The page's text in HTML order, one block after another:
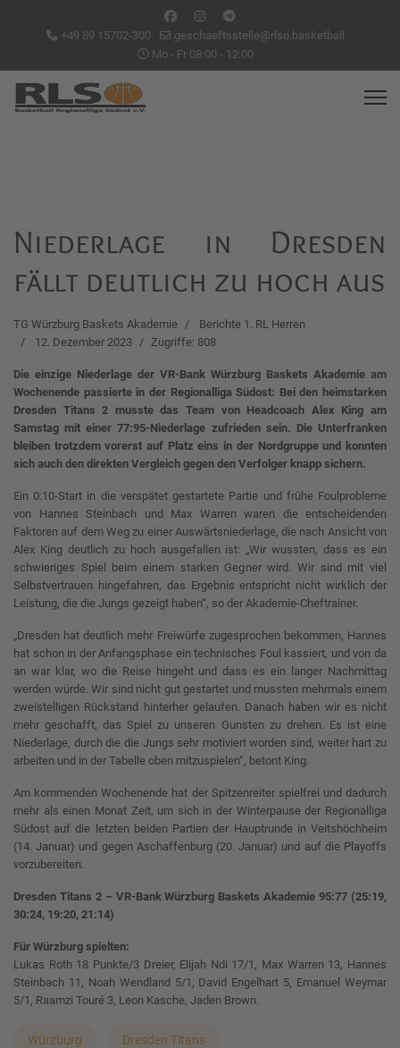
+49 89 15702-300
geschaeftsstelle@rlso.basketball
Mo - Fr 08:00 - 12:00
Niederlage in Dresden
fällt deutlich zu hoch aus
TG Würzburg Baskets Akademie
Berichte 1. RL Herren
12. Dezember 2023
Zugriffe: 808
Die einzige Niederlage der VR-Bank Würzburg Baskets Akademie am
Wochenende passierte in der Regionalliga Südost: Bei den heimstarken
Dresden Titans 2 musste das Team von Headcoach Alex King am
Samstag mit einer 77:95-Niederlage zufrieden sein. Die Unterfranken
bleiben trotzdem vorerst auf Platz eins in der Nordgruppe und konnten
sich auch den direkten Vergleich gegen den Verfolger knapp sichern.
Ein 0:10-Start in die verspätet gestartete Partie und frühe Foulprobleme
von Hannes Steinbach und Max Warren waren die entscheidenden
Faktoren auf dem Weg zu einer Auswärtsniederlage, die nach Ansicht von
Alex King deutlich zu hoch ausgefallen ist: „Wir wussten, dass es ein
schwieriges Spiel beim einem starken Gegner wird. Wir sind mit viel
Selbstvertrauen hingefahren, das Ergebnis entspricht nicht wirklich der
Leistung, die die Jungs gezeigt haben“, so der Akademie-Cheftrainer.
„Dresden hat deutlich mehr Freiwürfe zugesprochen bekommen, Hannes
hat schon in der Anfangsphase ein technisches Foul kassiert, und von da
an war klar, wo die Reise hingeht und dass es ein langer Nachmittag
werden würde. Wir sind nicht gut gestartet und mussten mehrmals einem
zweistelligen Rückstand hinterher gelaufen. Danach haben wir es nicht
mehr geschafft, das Spiel zu unseren Gunsten zu drehen. Es ist eine
Niederlage, durch die die Jungs sehr motiviert worden sind, weiter hart zu
arbeiten und in der Tabelle oben mitzuspielen“, betont King.
Am kommenden Wochenende hat der Spitzenreiter spielfrei und dadurch
mehr als einen Monat Zeit, um sich in der Winterpause der Regionalliga
Südost auf die letzten beiden Partien der Hauptrunde in Veitshöchheim
(14. Januar) und gegen Aschaffenburg (20. Januar) und auf die Playoffs
vorzubereiten.
Dresden Titans 2 – VR-Bank Würzburg Baskets Akademie 95:77 (25:19,
30:24, 19:20, 21:14)
Für Würzburg spielten:
Lukas Roth 18 Punkte/3 Dreier, Elijah Ndi 17/1, Max Warren 13, Hannes
Steinbach 11, Noah Wendland 5/1, David Engelhart 5, Emanuel Weymar
5/1, Raamzi Touré 3, Leon Kasche, Jaden Brown.
Würzburg Dresden Titans